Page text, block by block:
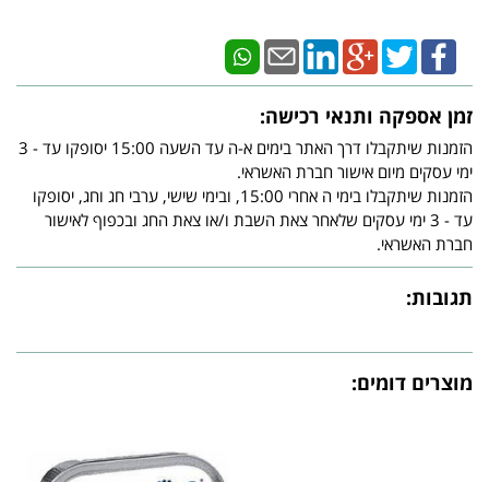
זמן אספקה ותנאי רכישה:
הזמנות שיתקבלו דרך האתר בימים א-ה עד השעה 15:00 יסופקו עד - 3
ימי עסקים מיום אישור חברת האשראי.
הזמנות שיתקבלו בימי ה אחרי 15:00, ובימי שישי, ערבי חג וחג, יסופקו
עד - 3 ימי עסקים שלאחר צאת השבת ו/או צאת החג ובכפוף לאישור
חברת האשראי.
תגובות:
מוצרים דומים: